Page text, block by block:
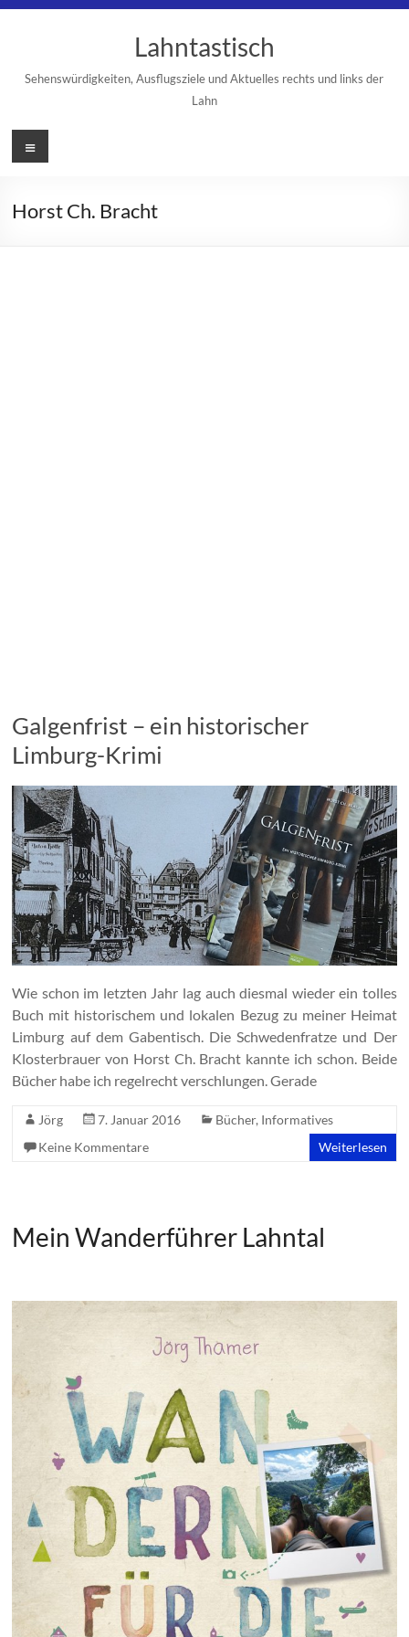
Lahntastisch
Sehenswürdigkeiten, Ausflugsziele und Aktuelles rechts und links der
Lahn
Menü
Horst Ch. Bracht
Galgenfrist – ein historischer
Limburg-Krimi
Wie schon im letzten Jahr lag auch diesmal wieder ein tolles
Buch mit historischem und lokalen Bezug zu meiner Heimat
Limburg auf dem Gabentisch. Die Schwedenfratze und Der
Klosterbrauer von Horst Ch. Bracht kannte ich schon. Beide
Bücher habe ich regelrecht verschlungen. Gerade
Jörg 7. Januar 2016 Bücher, Informatives
Keine Kommentare
Weiterlesen
Mein Wanderführer Lahntal